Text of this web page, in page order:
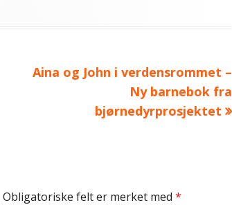
Neste
Aina og John i verdensrommet –
Ny barnebok fra
bjørnedyrprosjektet
Obligatoriske felt er merket med *